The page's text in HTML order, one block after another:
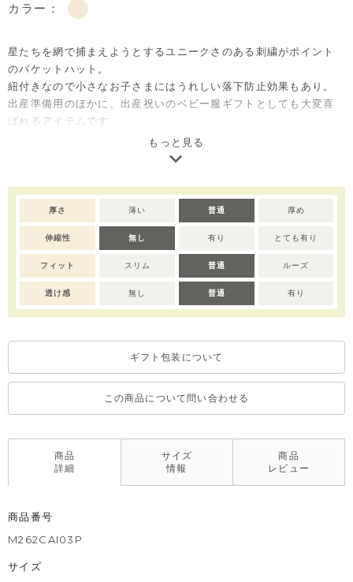
カラー：
星たちを網で捕まえようとするユニークさのある刺繍がポイント
のバケットハット。
紐付きなので小さなお子さまにはうれしい落下防止効果もあり。
出産準備用のほかに、出産祝いのベビー服ギフトとしても大変喜
ばれるアイテムです。
※撮影･モニター環境等により実際の商品の色味と異なって見える
もっと見る
厚さ 薄い 普通 厚め
伸縮性 無し 有り とても有り
フィット スリム 普通 ルーズ
透け感 無し 普通 有り
ギフト包装について
この商品について問い合わせる
商品
詳細
サイズ
情報
商品
レビュー
商品番号
M262CAI03P
サイズ